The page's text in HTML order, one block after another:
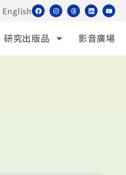
English
研究出版品 影音廣場